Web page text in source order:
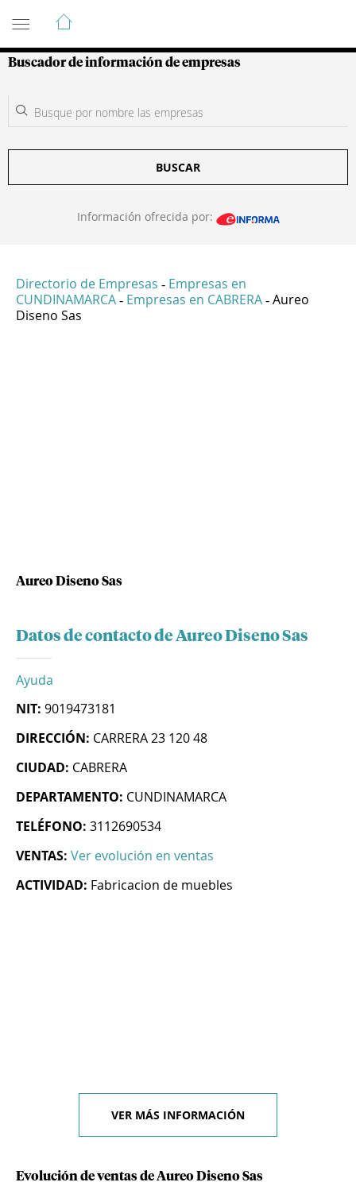
Guía de Empresas Colombianas
Buscador de información de empresas
BUSCAR
Información ofrecida por:
Directorio de Empresas - Empresas en
CUNDINAMARCA - Empresas en CABRERA - Aureo
Diseno Sas
Aureo Diseno Sas
Datos de contacto de Aureo Diseno Sas
Ayuda
NIT: 9019473181
DIRECCIÓN: CARRERA 23 120 48
CIUDAD: CABRERA
DEPARTAMENTO: CUNDINAMARCA
TELÉFONO: 3112690534
VENTAS: Ver evolución en ventas
ACTIVIDAD: Fabricacion de muebles
VER MÁS INFORMACIÓN
Evolución de ventas de Aureo Diseno Sas